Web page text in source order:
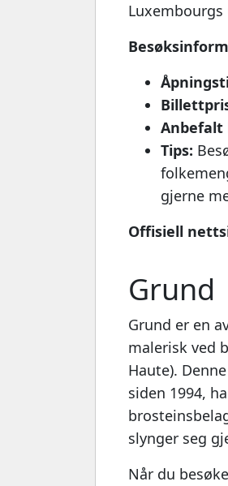
Anbefalt
Tips:
gjerne
Offisiell
Grund
Grund er en
malerisk ved
Haute).
siden 1994,
slynger seg
Når du